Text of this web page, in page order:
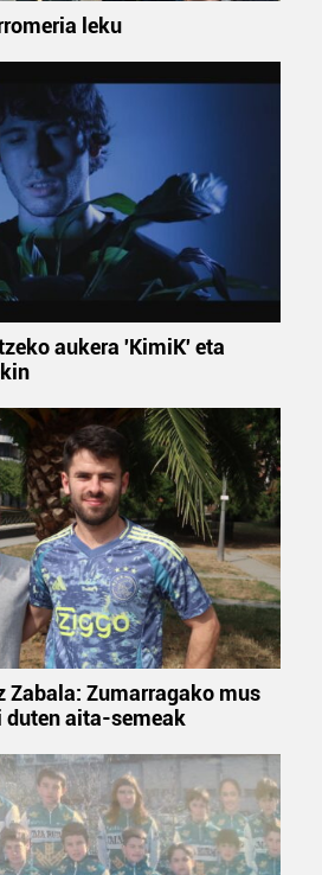
leku
aukera 'KimiK' eta
Zabala: Zumarragako mus
aita-semeak